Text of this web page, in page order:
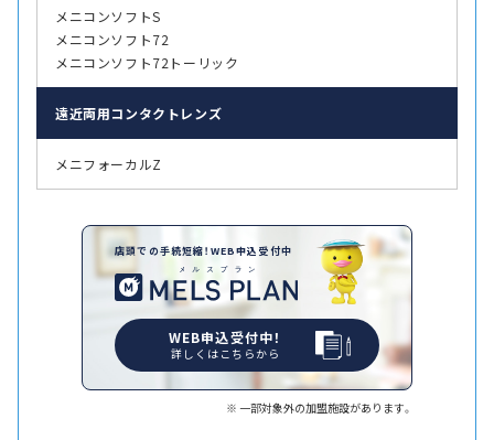
メニコンソフトS
メニコンソフト72
メニコンソフト72トーリック
遠近両用コンタクトレンズ
メニフォーカルZ
店頭での手続短縮！WEB申込受付中
WEB申込受付中！
詳しくはこちらから
一部対象外の加盟施設があります。